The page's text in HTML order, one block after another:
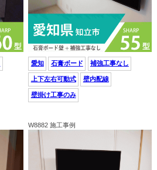
愛知 石膏ボード 補強工事なし
上下左右可動式 壁内配線
壁掛け工事のみ
W8882 施工事例